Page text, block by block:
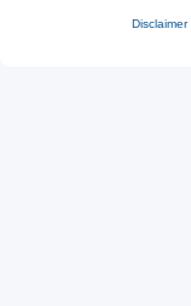
Disclaimer